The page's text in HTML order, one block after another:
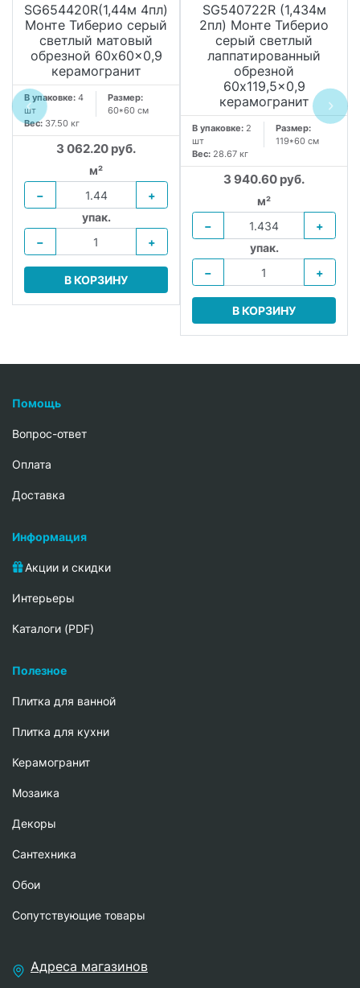
SG654420R(1,44м 4пл)
Монте Тиберио серый
светлый матовый
обрезной 60x60x0,9
керамогранит
В упаковке: 4
шт
Размер:
60*60 см
Вес: 37.50 кг
3 062.20 руб.
м²
−
+
упак.
−
+
В КОРЗИНУ
SG540722R (1,434м
2пл) Монте Тиберио
серый светлый
лаппатированный
обрезной
60x119,5x0,9
керамогранит
В упаковке: 2
шт
Размер:
119*60 см
Вес: 28.67 кг
3 940.60 руб.
м²
−
+
упак.
−
+
В КОРЗИНУ
Помощь
Вопрос-ответ
Oплата
Доставка
Информация
Акции и скидки
Интерьеры
Каталоги (PDF)
Полезное
Плитка для ванной
Плитка для кухни
Керамогранит
Мозаика
Декоры
Сантехника
Обои
Сопутствующие товары
Адреса магазинов